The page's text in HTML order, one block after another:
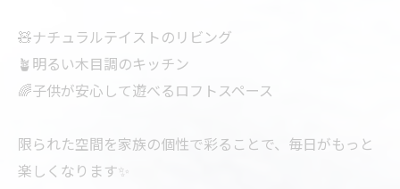
🧸ナチュラルテイストのリビング
🪴明るい木目調のキッチン
🌈子供が安心して遊べるロフトスペース
限られた空間を家族の個性で彩ることで、毎日がもっと
楽しくなります✨